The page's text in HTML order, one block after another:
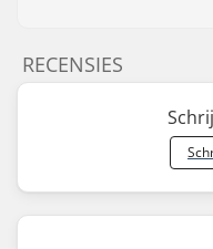
RECENSIES